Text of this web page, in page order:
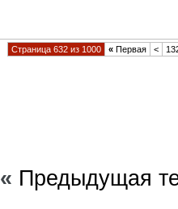
Страница 632 из 1000 « Первая <
« Предыдущая